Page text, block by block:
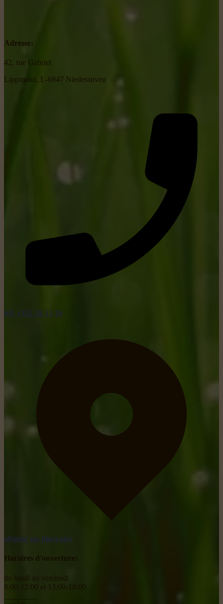
Adresse:
42, rue Gabriel
Lippmann, L-6947 Niederanven
tel: +352 26 15 26
obtenir un itinéraire
Horaires d'ouverture:
du lundi au vendredi
8:00-12:00 et 13:00-18:00